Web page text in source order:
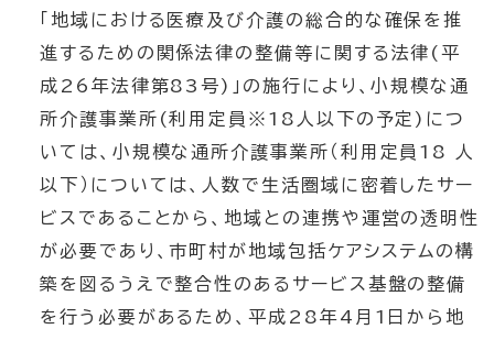
「地域における医療及び介護の総合的な確保を推
進するための関係法律の整備等に関する法律(平
成26年法律第83号)」の施行により、小規模な通
所介護事業所(利用定員※18人以下の予定)につ
いては、小規模な通所介護事業所（利用定員18 人
以下）については、人数で生活圏域に密着したサー
ビスであることから、地域との連携や運営の透明性
が必要であり、市町村が地域包括ケアシステムの構
築を図るうえで整合性のあるサービス基盤の整備
を行う必要があるため、平成28年4月1日から地